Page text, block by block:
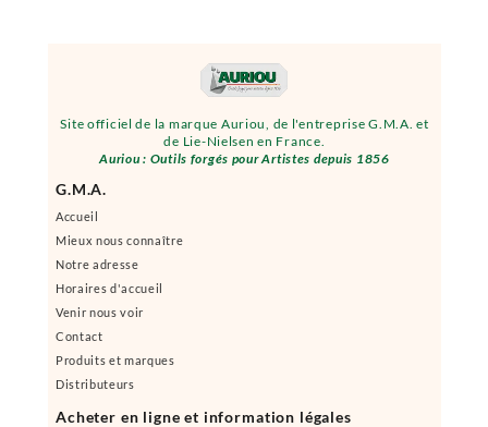
Site officiel de la marque Auriou, de l'entreprise G.M.A. et
de Lie-Nielsen en France.
Auriou : Outils forgés pour Artistes depuis 1856
G.M.A.
Accueil
Mieux nous connaître
Notre adresse
Horaires d'accueil
Venir nous voir
Contact
Produits et marques
Distributeurs
Acheter en ligne et information légales